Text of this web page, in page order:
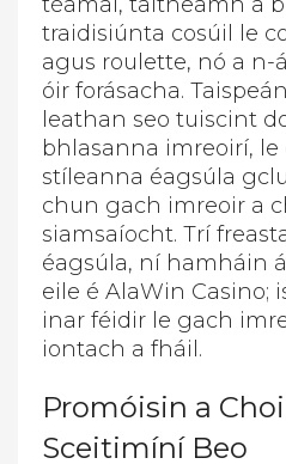
traidisiúnta cosúil le
agus roulette, nó a
óir forásacha.
leathan seo tuiscint
bhlasanna imreoirí,
stíleanna éagsúla
chun gach imreoir a
siamsaíocht. Trí
éagsúla, ní hamháin
eile é AlaWin Casino;
inar féidir le gach
iontach a fháil.
Promóisin a
Sceitimíní Beo